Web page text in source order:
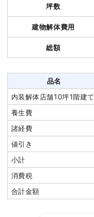
品名
軽量鉄骨造住宅36坪2階
養生費
物置撤去
ブロック塀撤去
植木・植栽撤去
庭石撤去
室内残置物撤去
庭石撤去
諸経費
値引き
品名
鉄骨造店舗53坪2階建
ブロック塀撤去
土間コンクリート撤去
カーポート撤去
浄化槽・便槽撤去
室内残置物撤去
諸経費
値引き
小計
坪数
建物解体費用
総額
品名
内装解体店舗10坪1階建て
養生費
諸経費
値引き
小計
消費税
合計金額